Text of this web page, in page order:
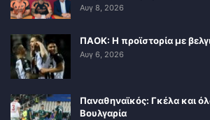
Αυγ 8, 2026
ΠΑΟΚ: Η προϊστορία με
Αυγ 6, 2026
Παναθηναϊκός: Γκέλα και
Βουλγαρία